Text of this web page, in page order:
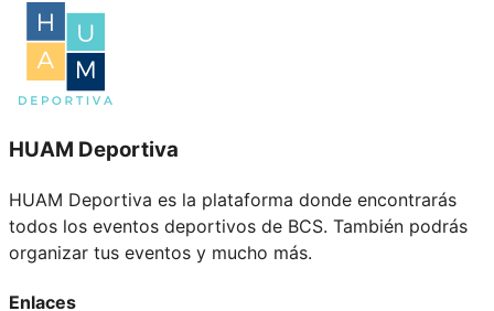
HUAM Deportiva
HUAM Deportiva es la plataforma donde encontrarás
todos los eventos deportivos de BCS. También podrás
organizar tus eventos y mucho más.
Enlaces